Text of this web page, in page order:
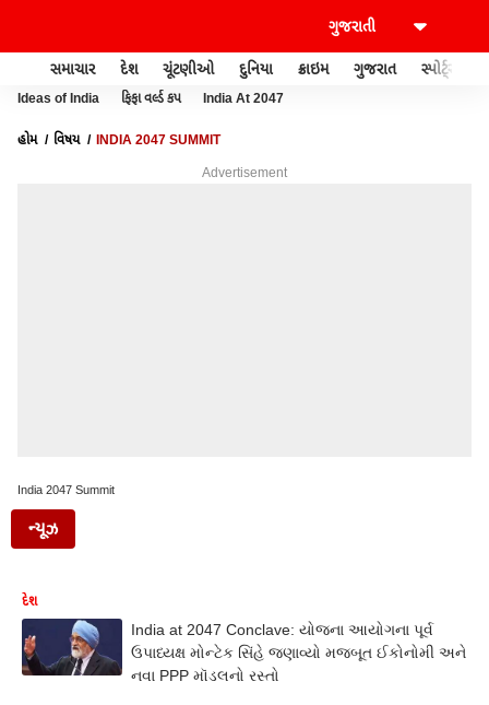
સમાચાર દેશ ચૂંટણીઓ દુનિયા ક્રાઇમ ગુજરાત સ્પોર્ટ્સ
Ideas of India ફિફા વર્લ્ડ કપ India At 2047
હોમ વિષય INDIA 2047 SUMMIT
Advertisement
India 2047 Summit
ન્યૂઝ
દેશ
India at 2047 Conclave: યોજના આયોગના પૂર્વ
ઉપાધ્યક્ષ મોન્ટેક સિંહે જણાવ્યો મજબૂત ઈકોનોમી અને
નવા PPP મૉડલનો રસ્તો